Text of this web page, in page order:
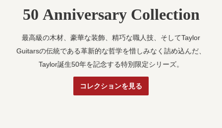
50 Anniversary Collection
最高級の木材、豪華な装飾、精巧な職人技、そしてTaylor
Guitarsの伝統である革新的な哲学を惜しみなく詰め込んだ、
Taylor誕生50年を記念する特別限定シリーズ。
コレクションを見る